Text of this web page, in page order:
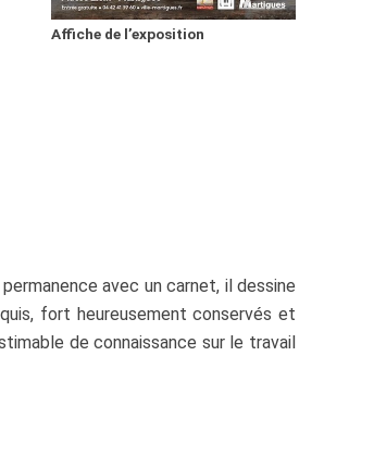
Affiche de l’exposition
avec un carnet, il dessine
fort heureusement conservés et
de connaissance sur le travail